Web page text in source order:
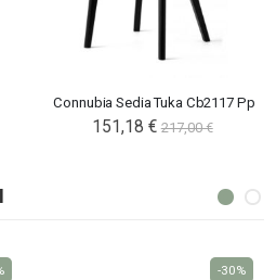
Connubia Sedia Tuka Cb2117 Pp
151,18 € 217,00 €
-30%